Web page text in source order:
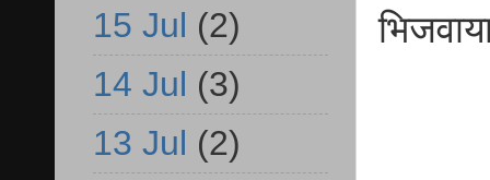
15 Jul (2)
14 Jul (3)
13 Jul (2)